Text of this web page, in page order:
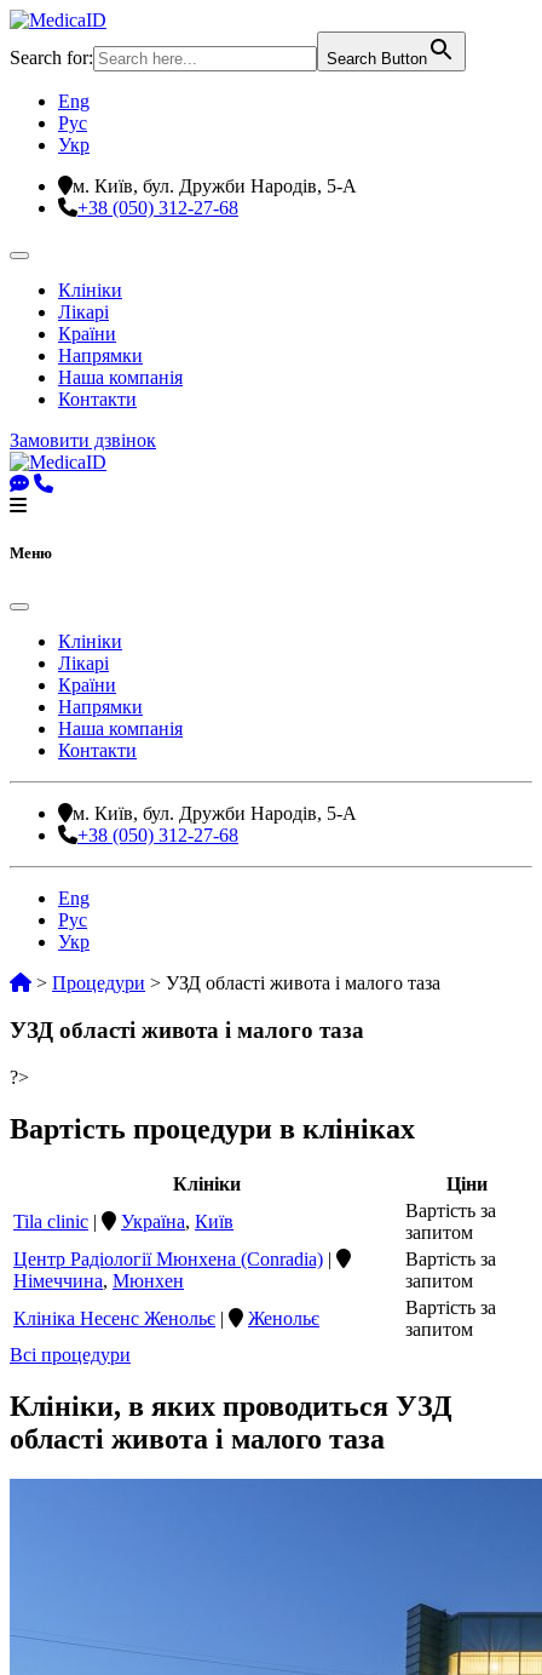
Search for: Search Button
Eng
Рус
Укр
м. Київ, бул. Дружби Народів, 5-А
+38 (050) 312-27-68
Клініки
Лікарі
Країни
Напрямки
Наша компанія
Контакти
Замовити дзвінок
Меню
Клініки
Лікарі
Країни
Напрямки
Наша компанія
Контакти
м. Київ, бул. Дружби Народів, 5-А
+38 (050) 312-27-68
Eng
Рус
Укр
> Процедури > УЗД області живота і малого таза
УЗД області живота і малого таза
?>
Вартість процедури в клініках
Клініки
Ціни
Tila clinic | Україна, Київ
Вартість за
запитом
Центр Радіології Мюнхена (Conradia) |
Німеччина, Мюнхен
Вартість за
запитом
Клініка Несенс Женольє | Женольє
Вартість за
запитом
Всі процедури
Клініки, в яких проводиться УЗД
області живота і малого таза